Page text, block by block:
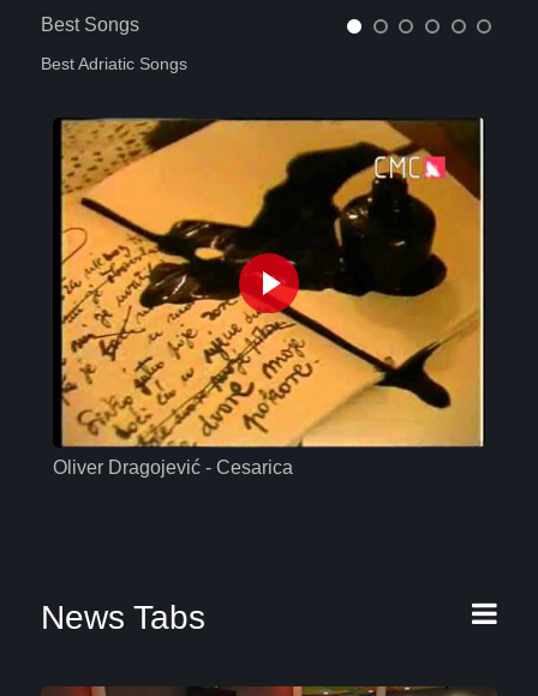
Best Songs
Best Adriatic Songs
Oliver Dragojević - Cesarica
News Tabs